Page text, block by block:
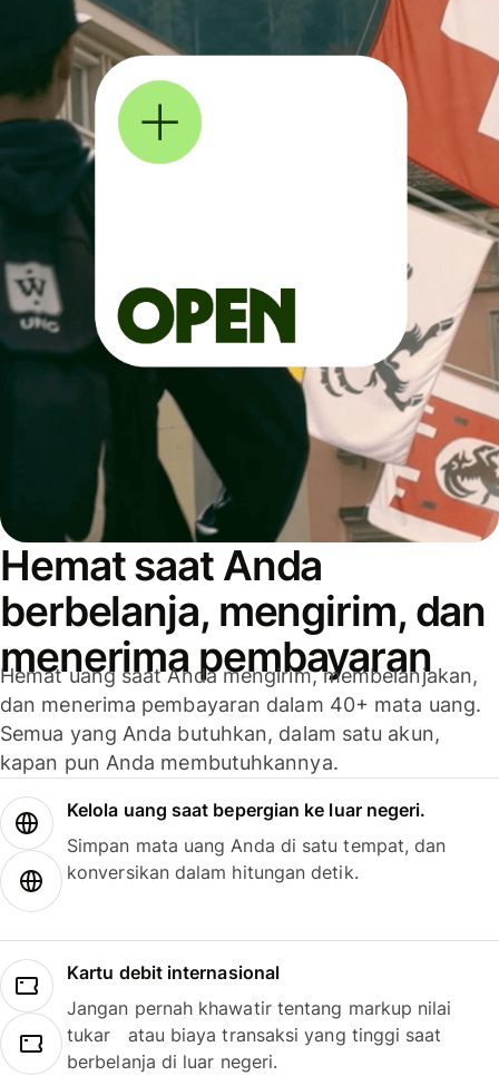
Hemat saat Anda
berbelanja, mengirim, dan
menerima pembayaran
Hemat uang saat Anda mengirim, membelanjakan,
dan menerima pembayaran dalam 40+ mata uang.
Semua yang Anda butuhkan, dalam satu akun,
kapan pun Anda membutuhkannya.
Kelola uang saat bepergian ke luar negeri.
Simpan mata uang Anda di satu tempat, dan
konversikan dalam hitungan detik.
Kartu debit internasional
Jangan pernah khawatir tentang markup nilai
tukar atau biaya transaksi yang tinggi saat
berbelanja di luar negeri.